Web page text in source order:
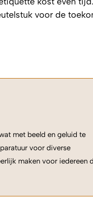
voor de
met beeld en geluid te
voor diverse
maken voor iedereen